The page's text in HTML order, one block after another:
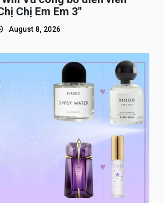
Chị Em Em 3″
August 8, 2026